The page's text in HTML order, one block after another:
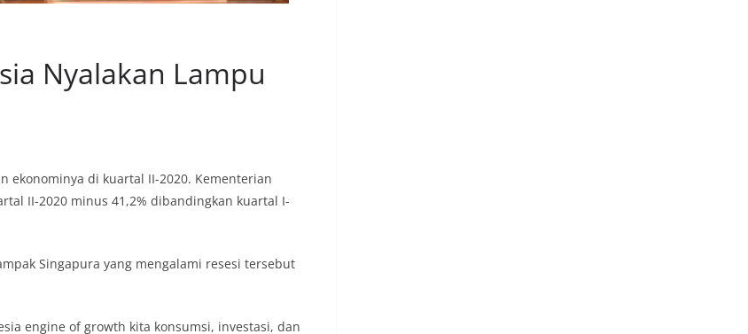
Nyalakan Lampu
ekonominya di kuartal II-2020. Kementerian
II-2020 minus 41,2% dibandingkan kuartal I-
Singapura yang mengalami resesi tersebut
engine of growth kita konsumsi, investasi, dan